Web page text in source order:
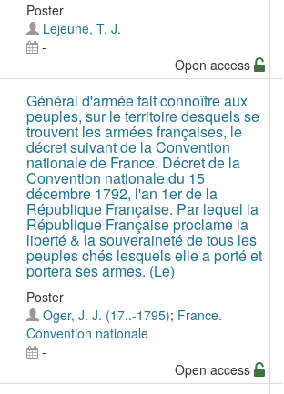
Poster
Lejeune, T. J.
-
Open access
Général d'armée fait connoître aux
peuples, sur le territoire desquels se
trouvent les armées françaises, le
décret suivant de la Convention
nationale de France. Décret de la
Convention nationale du 15
décembre 1792, l'an 1er de la
République Française. Par lequel la
République Française proclame la
liberté & la souveraineté de tous les
peuples chés lesquels elle a porté et
portera ses armes. (Le)
Poster
Oger, J. J. (17..-1795); France.
Convention nationale
-
Open access